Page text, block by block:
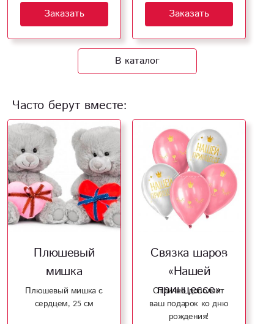
Заказать Заказать
В каталог
Часто берут вместе:
Плюшевый
мишка
Плюшевый мишка с
сердцем, 25 см
Связка шаров
«Нашей
принцессе»
Отлично дополнит
ваш подарок ко дню
рождения!